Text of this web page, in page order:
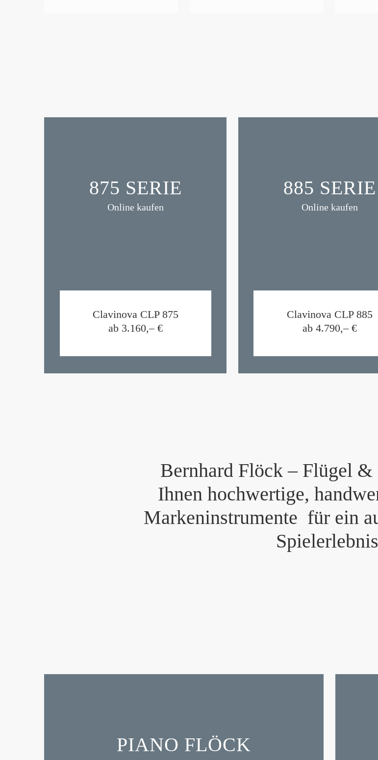
875 SERIE
Online kaufen
Clavinova CLP 875
ab 3.160,– €
885 SERIE
Online kaufen
Clavinova CLP 885
ab 4.790,– €
Bernhard Flöck – Flügel
Ihnen hochwertige,
Markeninstrumente für ein
PIANO FLÖCK